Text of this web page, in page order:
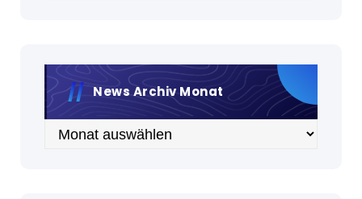
News Archiv Monat
Archiv